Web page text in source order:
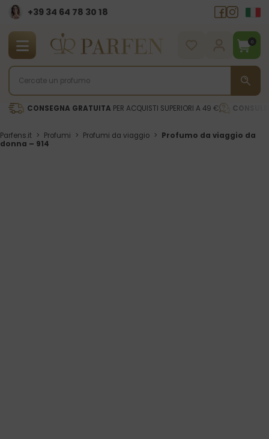
+39 34 64 78 30 18
0
CONSEGNA GRATUITA PER ACQUISTI SUPERIORI A 49 €
Parfens.it > Profumi > Profumi da viaggio > Profumo da viaggio da
donna – 914